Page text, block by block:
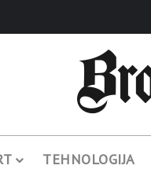
TEHNOLOGIJA